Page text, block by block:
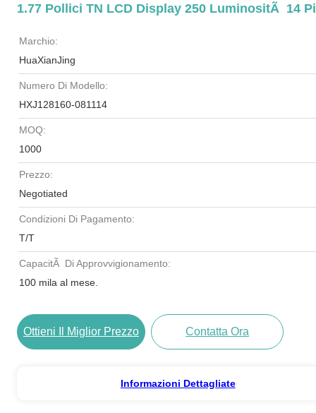
1.77 Pollici TN LCD Display 250 LuminositÃ 14
Marchio:
HuaXianJing
Numero Di Modello:
HXJ128160-081114
MOQ:
1000
Prezzo:
Negotiated
Condizioni Di Pagamento:
T/T
CapacitÃ Di Approvvigionamento:
100 mila al mese.
Ottieni Il Miglior Prezzo Contatta Ora
Informazioni Dettagliate